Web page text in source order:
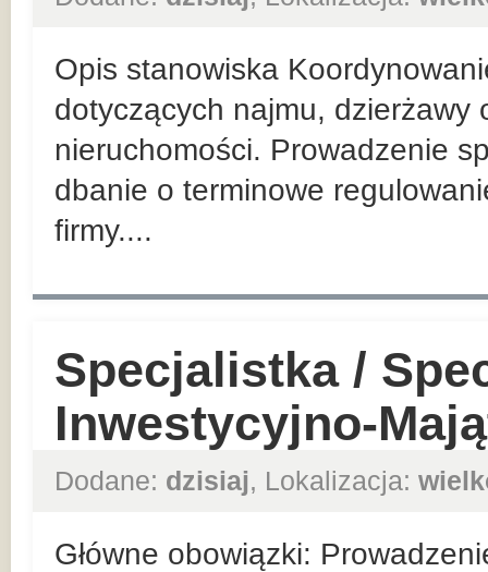
Opis stanowiska
dotyczących najmu, dzierżawy
nieruchomości. Prowadzenie
dbanie o terminowe
firmy....
Specjalistka /
Inwestycyjno-
Dodane: dzisiaj, Lokalizacja:
Główne obowiązki: